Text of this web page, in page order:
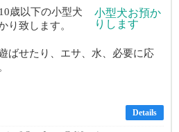
歳以下の小型犬
り致します。
ばせたり、エサ、水、必要に応
。
Details